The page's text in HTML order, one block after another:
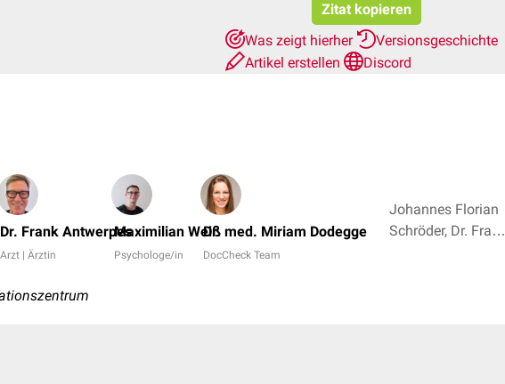
Zitat kopieren
Was zeigt hierher
Versionsgeschichte
Artikel erstellen
Discord
Dr. Frank Antwerpes
Arzt | Ärztin
Maximilian Weiß
Psychologe/in
Dr. med. Miriam Dodegge
DocCheck Team
Johannes Florian
Schröder, Dr. Frank